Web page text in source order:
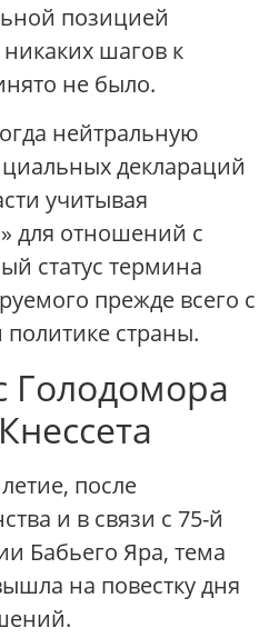
позицией
никаких шагов к
не было.
нейтральную
деклараций
учитывая
для отношений с
статус термина
прежде всего с
страны.
Голодомора
после
и в связи с 75-й
Бабьего Яра, тема
на повестку дня